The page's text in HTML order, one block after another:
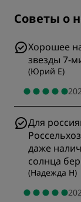
Советы о
Хорошее
звезды 7-
(Юрий Е)
Для
даже
солнца
(Надежда Н)